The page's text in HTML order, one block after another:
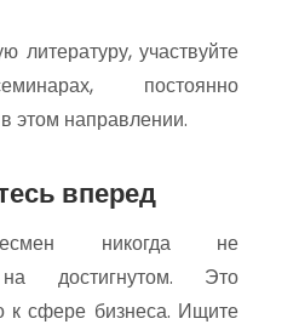
литературу, участвуйте
постоянно
этом направлении.
вперед
никогда не
на достигнутом. Это
к сфере бизнеса. Ищите